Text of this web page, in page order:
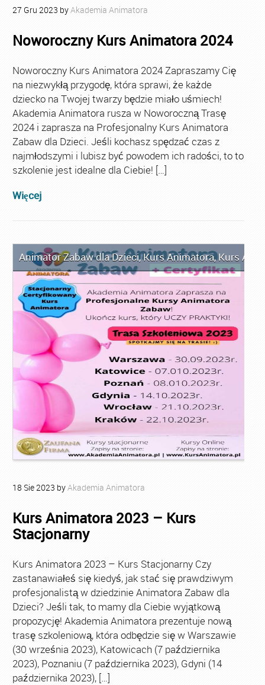
27 Gru 2023 byAkademia Animatora
Noworoczny Kurs Animatora 2024
Noworoczny Kurs Animatora 2024 Zapraszamy Cię
na niezwykłą przygodę, która sprawi, że każde
dziecko na Twojej twarzy będzie miało uśmiech!
Akademia Animatora rusza w Noworoczną Trasę
2024 i zaprasza na Profesjonalny Kurs Animatora
Zabaw dla Dzieci. Jeśli kochasz spędzać czas z
najmłodszymi i lubisz być powodem ich radości, to to
szkolenie jest idealne dla Ciebie! […]
Więcej
Animator Zabaw dla Dzieci,Kurs Animatora,Kurs
18 Sie2023 byAkademia Animatora
Kurs Animatora 2023 – Kurs
Stacjonarny
Kurs Animatora 2023 – Kurs Stacjonarny Czy
zastanawiałeś się kiedyś, jak stać się prawdziwym
profesjonalistą w dziedzinie Animatora Zabaw dla
Dzieci? Jeśli tak, to mamy dla Ciebie wyjątkową
propozycję! Akademia Animatora prezentuje nową
trasę szkoleniową, która odbędzie się w Warszawie
(30 września 2023), Katowicach (7 października
2023), Poznaniu (7 października 2023), Gdyni (14
października 2023), […]